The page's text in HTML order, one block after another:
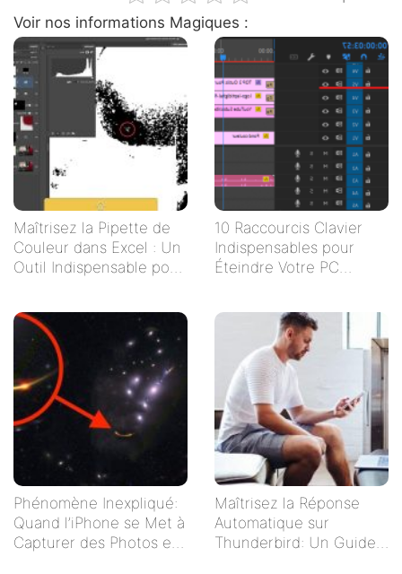
Voir nos informations Magiques :
Maîtrisez la Pipette de
Couleur dans Excel : Un
Outil Indispensable pour
10 Raccourcis Clavier
Indispensables pour
Éteindre Votre PC
Phénomène Inexpliqué:
Quand l’iPhone se Met à
Capturer des Photos en
Maîtrisez la Réponse
Automatique sur
Thunderbird: Un Guide